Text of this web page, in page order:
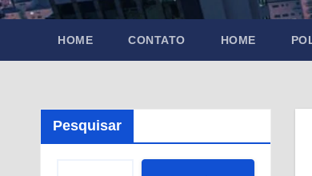
HOME CONTATO HOME
Pesquisar